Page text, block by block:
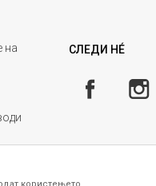
на СЛЕДИ НÉ